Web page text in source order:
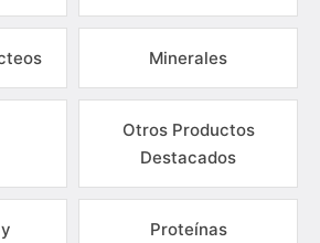
Minerales
Otros Productos
Destacados
Proteínas